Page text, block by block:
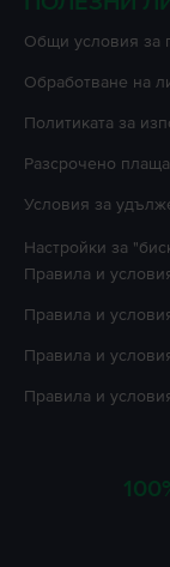
Oбщи условия за
Oбработване на
Политиката за
Разсрочено
Условия за
Настройки за
Правила и
Правила и
Правила и
Правила и